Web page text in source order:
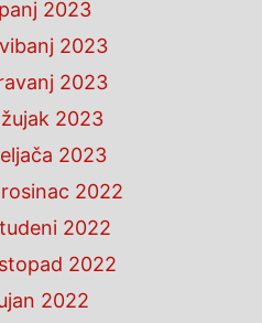
2023
2023
2023
2023
2023
2022
2022
2022
2022